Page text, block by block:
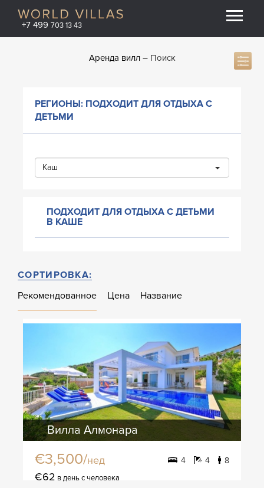
+7 499 703 13 43
Аренда вилл Поиск
РЕГИОНЫ: ПОДХОДИТ ДЛЯ ОТДЫХА С
ДЕТЬМИ
Каш
ПОДХОДИТ ДЛЯ ОТДЫХА С ДЕТЬМИ
В КАШЕ
СОРТИРОВКА:
Рекомендованное
Цена Название
Вилла Алмонара
€3,500/нед 4 4 8
€62 в день с человека